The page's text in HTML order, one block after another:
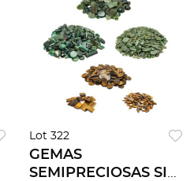
Lot 322
GEMAS
SEMIPRECIOSAS SIN